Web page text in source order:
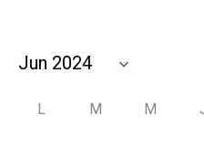
L M M